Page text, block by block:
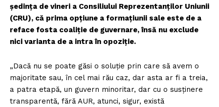
şedinţa de vineri a Consiliului Reprezentanţilor Uniunii
(CRU), că prima opţiune a formaţiunii sale este de a
reface fosta coaliţie de guvernare, însă nu exclude
nici varianta de a intra în opoziţie.
„Dacă nu se poate găsi o soluţie prin care să avem o
majoritate sau, în cel mai rău caz, dar asta ar fi a treia,
a patra etapă, un guvern minoritar, dar cu o susţinere
transparentă, fără AUR, atunci, sigur, există